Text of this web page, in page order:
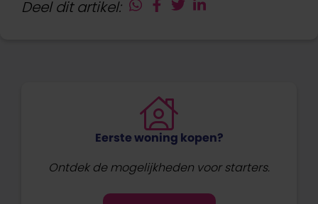
Deel dit artikel:
Eerste woning kopen?
Ontdek de mogelijkheden voor starters.